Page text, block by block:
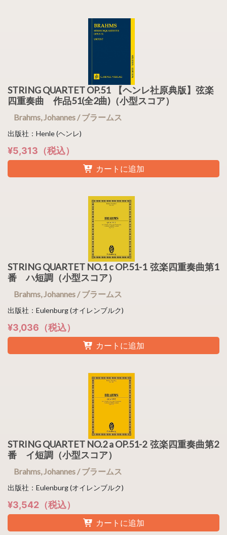
STRING QUARTET OP.51 【ヘンレ社原典版】弦楽
四重奏曲 作品51(全2曲)（小型スコア）
Brahms, Johannes / ブラームス
出版社：Henle (ヘンレ)
¥5,313（税込）
カートに追加
STRING QUARTET NO.1 c OP.51-1 弦楽四重奏曲第1
番 ハ短調（小型スコア）
Brahms, Johannes / ブラームス
出版社：Eulenburg (オイレンブルク)
¥3,036（税込）
カートに追加
STRING QUARTET NO.2 a OP.51-2 弦楽四重奏曲第2
番 イ短調（小型スコア）
Brahms, Johannes / ブラームス
出版社：Eulenburg (オイレンブルク)
¥3,542（税込）
カートに追加